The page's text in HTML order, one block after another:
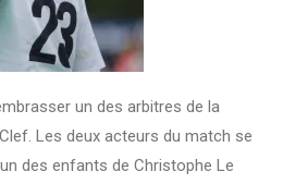
un des arbitres de la
Les deux acteurs du match se
des enfants de Christophe Le